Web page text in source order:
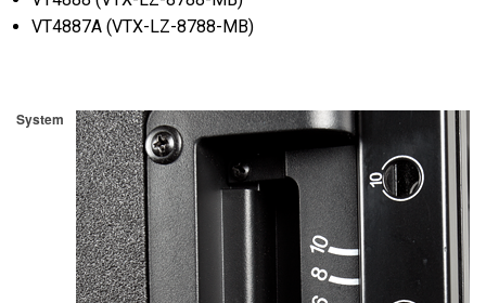
VT4887A (VTX-LZ-8788-MB)
System